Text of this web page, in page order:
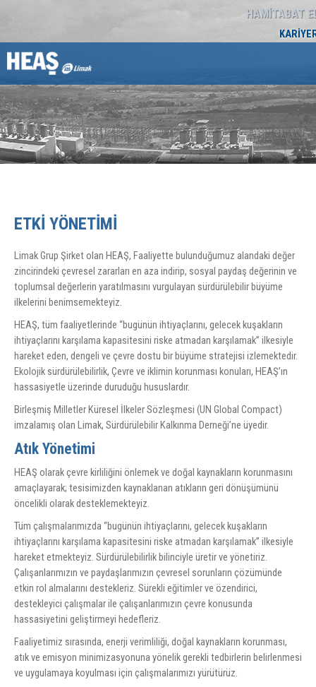
HAMİTABAT
ETKI YÖNETIMI
Limak Grup Şirket olan HEAŞ, Faaliyette bulunduğumuz alandaki değer
zincirindeki çevresel zararları en aza indirip, sosyal paydaş değerinin ve
toplumsal değerlerin yaratılmasını vurgulayan sürdürülebilir büyüme
ilkelerini benimsemekteyiz.
HEAŞ, tüm faaliyetlerinde “bugünün ihtiyaçlarını, gelecek kuşakların
ihtiyaçlarını karşılama kapasitesini riske atmadan karşılamak” ilkesiyle
hareket eden, dengeli ve çevre dostu bir büyüme stratejisi izlemektedir.
Ekolojik sürdürülebilirlik, Çevre ve iklimin korunması konuları, HEAŞ’ın
hassasiyetle üzerinde duruduğu hususlardır.
Birleşmiş Milletler Küresel İlkeler Sözleşmesi (UN Global Compact)
imzalamış olan Limak, Sürdürülebilir Kalkınma Derneği’ne üyedir.
Atık Yönetimi
HEAŞ olarak çevre kirliliğini önlemek ve doğal kaynakların korunmasını
amaçlayarak; tesisimizden kaynaklanan atıkların geri dönüşümünü
öncelikli olarak desteklemekteyiz.
Tüm çalışmalarımızda “bugünün ihtiyaçlarını, gelecek kuşakların
ihtiyaçlarını karşılama kapasitesini riske atmadan karşılamak” ilkesiyle
hareket etmekteyiz. Sürdürülebilirlik bilinciyle üretir ve yönetiriz.
Çalışanlarımızın ve paydaşlarımızın çevresel sorunların çözümünde
etkin rol almalarını destekleriz. Sürekli eğitimler ve özendirici,
destekleyici çalışmalar ile çalışanlarımızın çevre konusunda
hassasiyetini geliştirmeyi hedefleriz.
Faaliyetimiz sırasında, enerji verimliliği, doğal kaynakların korunması,
atık ve emisyon minimizasyonuna yönelik gerekli tedbirlerin belirlenmesi
ve uygulamaya koyulması için çalışmalarımızı yürütürüz.